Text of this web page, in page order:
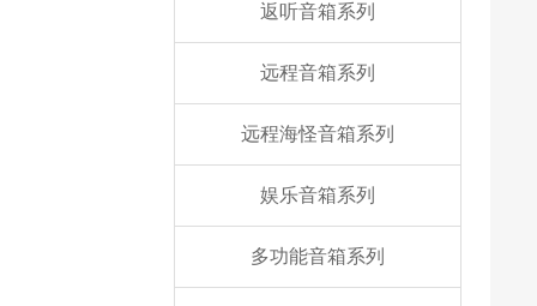
返听音箱系列
远程音箱系列
远程海怪音箱系列
娱乐音箱系列
多功能音箱系列